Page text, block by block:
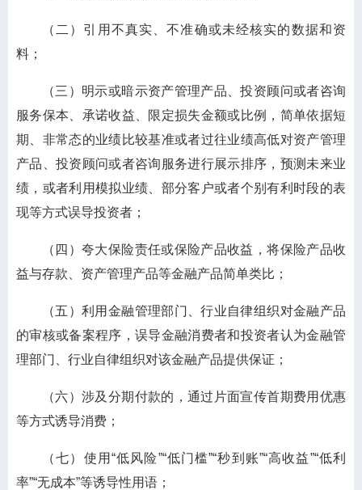
（二）引用不真实、不准确或未经核实的数据和资
料；
（三）明示或暗示资产管理产品、投资顾问或者咨询
服务保本、承诺收益、限定损失金额或比例，简单依据短
期、非常态的业绩比较基准或者过往业绩高低对资产管理
产品、投资顾问或者咨询服务进行展示排序，预测未来业
绩，或者利用模拟业绩、部分客户或者个别有利时段的表
现等方式误导投资者；
（四）夸大保险责任或保险产品收益，将保险产品收
益与存款、资产管理产品等金融产品简单类比；
（五）利用金融管理部门、行业自律组织对金融产品
的审核或备案程序，误导金融消费者和投资者认为金融管
理部门、行业自律组织对该金融产品提供保证；
（六）涉及分期付款的，通过片面宣传首期费用优惠
等方式诱导消费；
（七）使用“低风险”“低门槛”“秒到账”“高收益”“低利
率”“无成本”等诱导性用语；